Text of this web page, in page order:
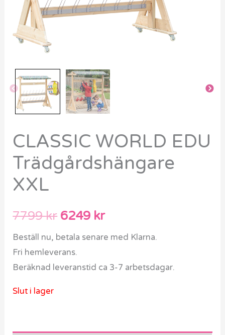
CLASSIC WORLD EDU
Trädgårdshängare
XXL
7799kr 6249 kr
Beställ nu, betala senare med Klarna.
Fri hemleverans.
Beräknad leveranstid ca 3-7 arbetsdagar.
Slut i lager